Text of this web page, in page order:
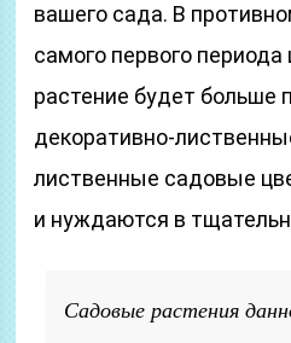
вашего сада. В
самого первого
растение будет больше
декоративно-
лиственные садовые
и нуждаются в
Садовые растения